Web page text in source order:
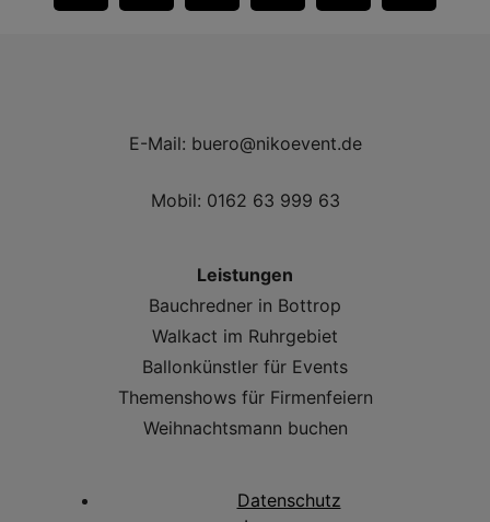
E-Mail: buero@nikoevent.de
Mobil: 0162 63 999 63
Leistungen
Bauchredner in Bottrop
Walkact im Ruhrgebiet
Ballonkünstler für Events
Themenshows für Firmenfeiern
Weihnachtsmann buchen
Datenschutz